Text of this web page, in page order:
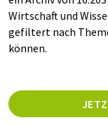
Wirtschaft und
gefiltert nach
können.